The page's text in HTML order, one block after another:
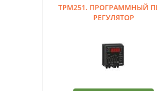
ТРМ251. ПРОГРАММНЫЙ
РЕГУЛЯТОР